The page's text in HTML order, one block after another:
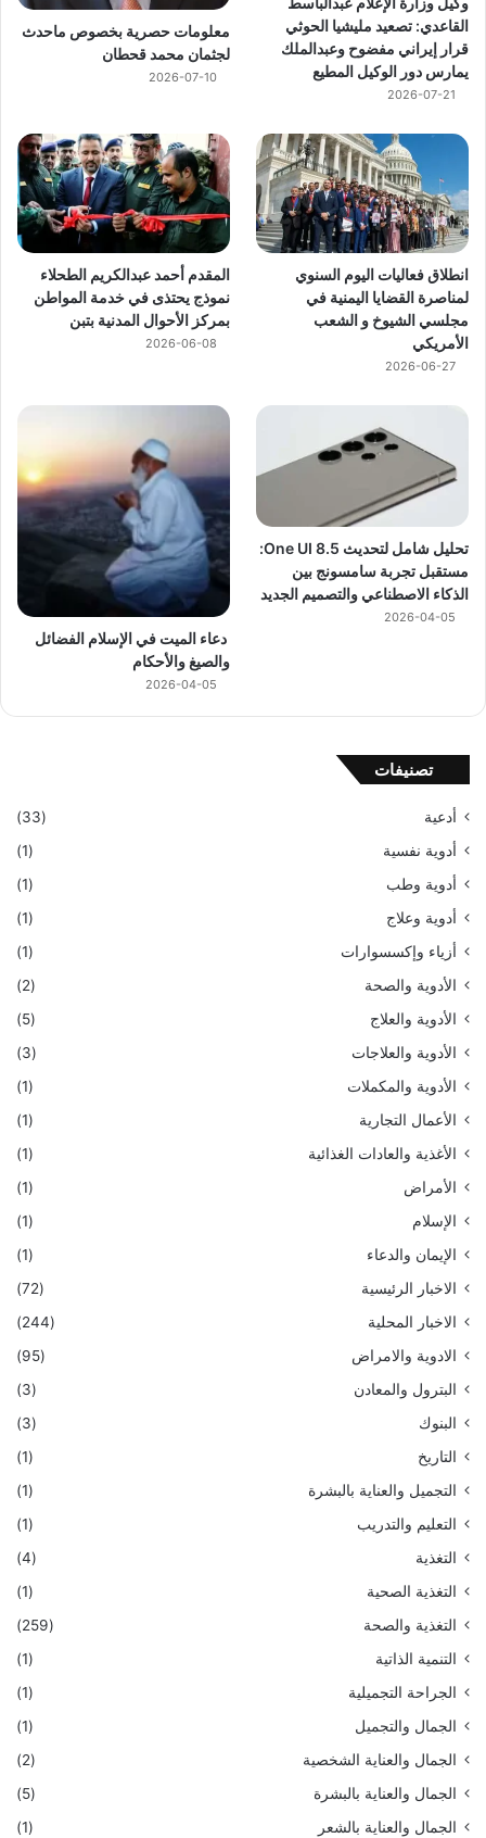
القاعدي: تصعيد مليشيا الحوثي
قرار إيراني مفضوح وعبدالملك
يمارس دور الوكيل المطيع
2026-07-21
معلومات حصرية بخصوص ماحدث
لجثمان محمد قحطان
2026-07-10
انطلاق فعاليات اليوم السنوي
لمناصرة القضايا اليمنية في
مجلسي الشيوخ و الشعب
الأمريكي
2026-06-27
المقدم أحمد عبدالكريم الطحلاء
نموذج يحتذى في خدمة المواطن
بمركز الأحوال المدنية بتبن
2026-06-08
تحليل شامل لتحديث One UI 8.5:
مستقبل تجربة سامسونج بين
الذكاء الاصطناعي والتصميم الجديد
2026-04-05
دعاء الميت في الإسلام الفضائل
والصيغ والأحكام
2026-04-05
تصنيفات
أدعية
(33)
أدوية نفسية
(1)
أدوية وطب
(1)
أدوية وعلاج
(1)
أزياء وإكسسوارات
(1)
الأدوية والصحة
(2)
الأدوية والعلاج
(5)
الأدوية والعلاجات
(3)
الأدوية والمكملات
(1)
الأعمال التجارية
(1)
الأغذية والعادات الغذائية
(1)
الأمراض
(1)
الإسلام
(1)
الإيمان والدعاء
(1)
الاخبار الرئيسية
(72)
الاخبار المحلية
(244)
الادوية والامراض
(95)
البترول والمعادن
(3)
البنوك
(3)
التاريخ
(1)
التجميل والعناية بالبشرة
(1)
التعليم والتدريب
(1)
التغذية
(4)
التغذية الصحية
(1)
التغذية والصحة
(259)
التنمية الذاتية
(1)
الجراحة التجميلية
(1)
الجمال والتجميل
(1)
الجمال والعناية الشخصية
(2)
الجمال والعناية بالبشرة
(5)
الجمال والعناية بالشعر
(1)